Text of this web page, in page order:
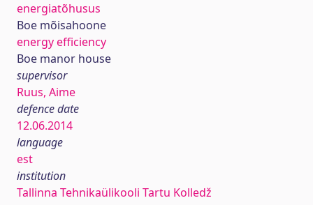
energiatõhusus
Boe mõisahoone
energy efficiency
Boe manor house
supervisor
Ruus, Aime
defence date
12.06.2014
language
est
institution
Tallinna Tehnikaülikooli Tartu Kolledž